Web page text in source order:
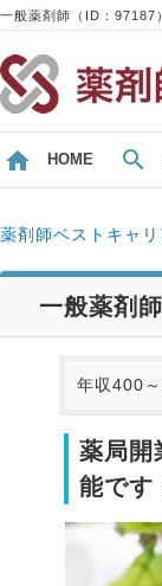
一般薬剤師（ID：97187
HOME
薬剤師ベストキャリ
一般薬剤師
年収400
薬局開
能です